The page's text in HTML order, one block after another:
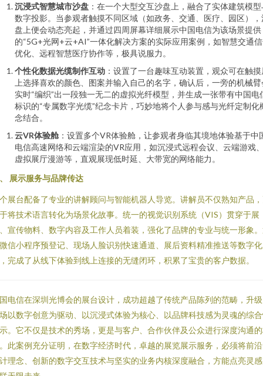
沉浸式智慧城市沙盘 ：在一个大型交互沙盘上，融合了实体建筑模
数字投影。当参观者触摸不同区域（如政务、交通、医疗、园区），
盘上便会动态亮起，并通过四周屏幕详细展示中国电信为该场景提供
的“5G+光网+云+AI”一体化解决方案的实际应用案例，如智慧交通
优化、远程智慧医疗协作等，极具说服力。
个性化数据光缆制作互动 ：设置了一台趣味互动装置，观众可在触
上选择喜欢的颜色、图案并输入自己的名字，确认后，一旁的机械臂
实时“编织”出一段独一无二的虚拟光纤模型，并生成一张带有中国电
标识的“专属数字光缆”纪念卡片，巧妙地将个人参与感与光纤定制化
念结合。
云VR体验舱 ：设置多个VR体验舱，让参观者身临其境地体验基于中
电信高速网络和云端渲染的VR应用，如沉浸式远程会议、云端游戏
虚拟展厅漫游等，直观展现低时延、大带宽的网络能力。
展示服务与品牌传达
展台配备了专业的讲解顾问与智能机器人导览。讲解员不仅熟知产品
将技术语言转化为场景化故事。统一的视觉识别系统（VIS）贯穿于展
宣传物料、数字内容及工作人员着装，强化了品牌的专业与统一形象
信小程序预登记、现场人脸识别快速通道、展后资料精准推送等数字
完成了从线下体验到线上连接的无缝闭环，积累了宝贵的客户数据。
电信在深圳光博会的展台设计，成功超越了传统产品陈列的范畴，升
以数字创意为驱动、以沉浸式体验为核心、以品牌科技感为灵魂的综
。它不仅是技术的秀场，更是与客户、合作伙伴及公众进行深度沟通
此案例充分证明，在数字经济时代，卓越的展览展示服务，必须将前
理念、创新的数字交互技术与坚实的业务内核深度融合，方能点亮灵